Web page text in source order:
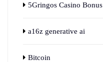
5Gringos Casino Bonus
a16z generative ai
Bitcoin